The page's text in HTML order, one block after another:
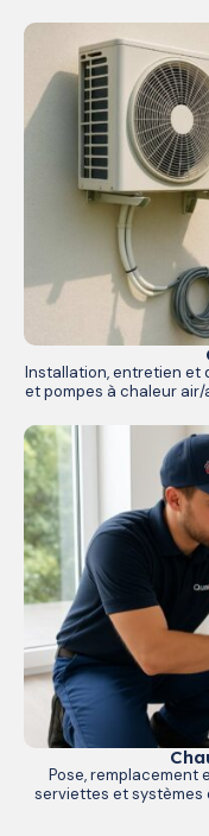
Installation, entretien et
et pompes à chaleur
Pose, remplacement
serviettes et